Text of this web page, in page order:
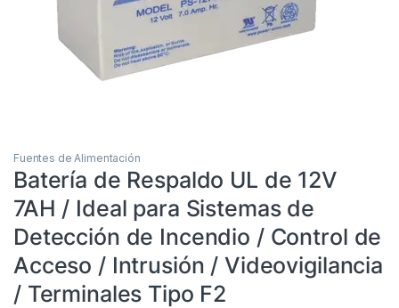
Fuentes de Alimentación
Batería de Respaldo UL de 12V
7AH / Ideal para Sistemas de
Detección de Incendio / Control de
Acceso / Intrusión / Videovigilancia
/ Terminales Tipo F2